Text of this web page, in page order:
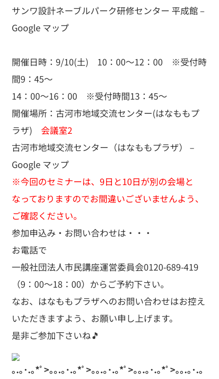
サンワ設計ネーブルパーク研修センター 平成館 –
Google マップ
開催日時：9/10(土) 10：00～12：00 ※受付時
間9：45～
14：00～16：00 ※受付時間13：45～
開催場所：古河市地域交流センター(はなももプ
ラザ) 会議室2
古河市地域交流センター（はなももプラザ） –
Google マップ
※今回のセミナーは、9日と10日が別の会場と
なっておりますのでお間違いございませんよう、
ご確認ください。
参加申込み・お問い合わせは・・・
お電話で
一般社団法人市民講座運営委員会0120-689-419
（9：00～18：00）からご予約下さい。
なお、はなももプラザへのお問い合わせはお控え
いただきますよう、お願い申し上げます。
是非ご参加下さいね🎵
｡.｡･.｡*ﾟ>｡｡.｡･.｡*ﾟ>｡｡.｡･.｡*ﾟ>｡｡.｡･.｡*ﾟ>｡｡.｡･.｡